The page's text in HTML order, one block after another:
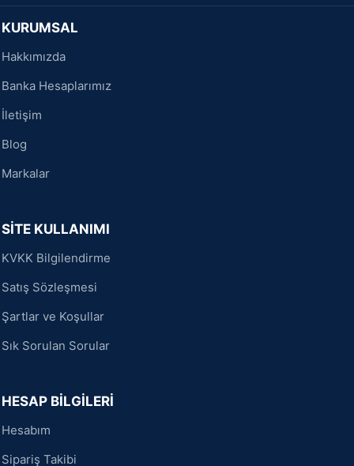
KURUMSAL
Hakkımızda
Banka Hesaplarımız
İletişim
Blog
Markalar
SİTE KULLANIMI
KVKK Bilgilendirme
Satış Sözleşmesi
Şartlar ve Koşullar
Sık Sorulan Sorular
HESAP BİLGİLERİ
Hesabım
Sipariş Takibi